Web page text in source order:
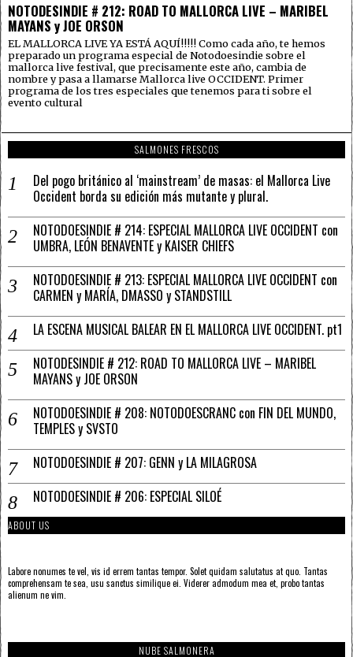
NOTODESINDIE # 212: ROAD TO MALLORCA LIVE – MARIBEL
MAYANS y JOE ORSON
EL MALLORCA LIVE YA ESTÁ AQUÍ!!!!! Como cada año, te hemos
preparado un programa especial de Notodoesindie sobre el
mallorca live festival, que precisamente este año, cambia de
nombre y pasa a llamarse Mallorca live OCCIDENT. Primer
programa de los tres especiales que tenemos para ti sobre el
evento cultural
SALMONES FRESCOS
Del pogo británico al ‘mainstream’ de masas: el Mallorca Live
Occident borda su edición más mutante y plural.
NOTODOESINDIE # 214: ESPECIAL MALLORCA LIVE OCCIDENT con
UMBRA, LEÓN BENAVENTE y KAISER CHIEFS
NOTODOESINDIE # 213: ESPECIAL MALLORCA LIVE OCCIDENT con
CARMEN y MARÍA, DMASSO y STANDSTILL
LA ESCENA MUSICAL BALEAR EN EL MALLORCA LIVE OCCIDENT. pt1
NOTODESINDIE # 212: ROAD TO MALLORCA LIVE – MARIBEL
MAYANS y JOE ORSON
NOTODOESINDIE # 208: NOTODOESCRANC con FIN DEL MUNDO,
TEMPLES y SVSTO
NOTODOESINDIE # 207: GENN y LA MILAGROSA
NOTODOESINDIE # 206: ESPECIAL SILOÉ
ABOUT US
Labore nonumes te vel, vis id errem tantas tempor. Solet quidam salutatus at quo. Tantas
comprehensam te sea, usu sanctus similique ei. Viderer admodum mea et, probo tantas
alienum ne vim.
NUBE SALMONERA